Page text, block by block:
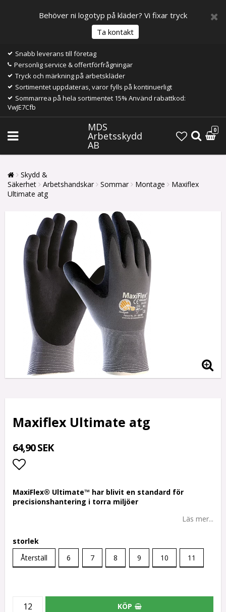
Behöver ni logotyp på kläder? Vi fixar tryck
Ta kontakt
Snabb leverans till företag
Personlig service & offertförfrågningar
Tryck och märkning på arbetskläder
Sortimentet uppdateras, varor fylls på kontinuerligt
Sommarrea på hela sortimentet 15% Använd rabattkod:
VwJE7Cfb
MDS
Arbetsskydd
AB
0
Skydd &
Säkerhet
Arbetshandskar Sommar Montage
Maxiflex
Ultimate atg
Maxiflex Ultimate atg
64,90 SEK
MaxiFlex® Ultimate™ har blivit en standard för
precisionshantering i torra miljöer
Läs mer...
storlek
Återställ
6 7 8 9 10 11
KÖP